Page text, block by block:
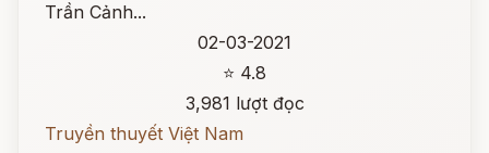
Trần Cảnh...
02-03-2021
⭐ 4.8
3,981 lượt đọc
Truyền thuyết Việt Nam